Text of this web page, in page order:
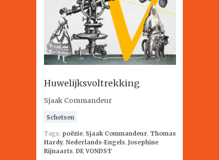
Huwelijksvoltrekking
Sjaak Commandeur
Schetsen
Tags: poëzie, Sjaak Commandeur, Thomas
Hardy, Nederlands-Engels, Josephine
Rijnaarts, DE VONDST